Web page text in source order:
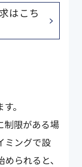
はこち
。
制限がある場
ミングで設
られると、